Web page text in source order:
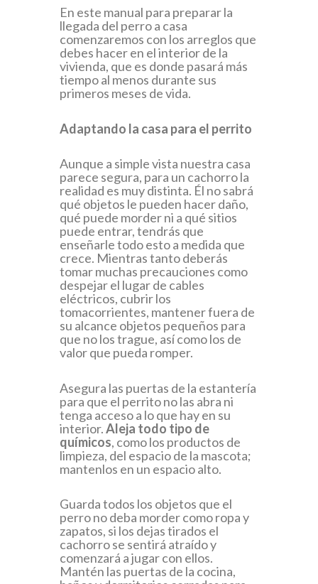
En este manual para preparar la
llegada del perro a casa
comenzaremos con los arreglos que
debes hacer en el interior de la
vivienda, que es donde pasará más
tiempo al menos durante sus
primeros meses de vida.
Adaptando la casa para el perrito
Aunque a simple vista nuestra casa
parece segura, para un cachorro la
realidad es muy distinta. Él no sabrá
qué objetos le pueden hacer daño,
qué puede morder ni a qué sitios
puede entrar, tendrás que
enseñarle todo esto a medida que
crece. Mientras tanto deberás
tomar muchas precauciones como
despejar el lugar de cables
eléctricos, cubrir los
tomacorrientes, mantener fuera de
su alcance objetos pequeños para
que no los trague, así como los de
valor que pueda romper.
Asegura las puertas de la estantería
para que el perrito no las abra ni
tenga acceso a lo que hay en su
interior.Aleja todo tipo de
químicos, como los productos de
limpieza, del espacio de la mascota;
mantenlos en un espacio alto.
Guarda todos los objetos que el
perro no deba morder como ropa y
zapatos, si los dejas tirados el
cachorro se sentirá atraído y
comenzará a jugar con ellos.
Mantén las puertas de la cocina,